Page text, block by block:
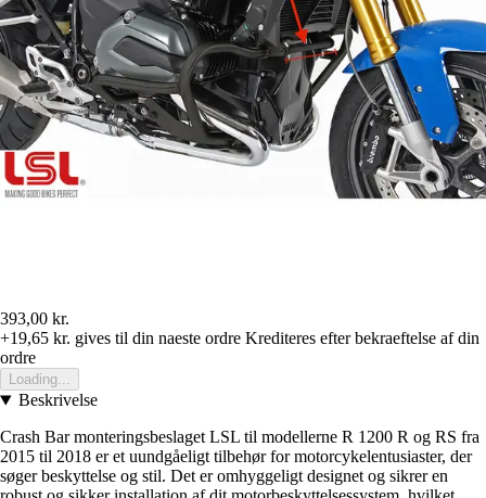
393,00 kr.
+19,65 kr. gives til din naeste ordre Krediteres efter bekraeftelse af din
ordre
Loading...
Beskrivelse
Crash Bar monteringsbeslaget LSL til modellerne R 1200 R og RS fra
2015 til 2018 er et uundgåeligt tilbehør for motorcykelentusiaster, der
søger beskyttelse og stil. Det er omhyggeligt designet og sikrer en